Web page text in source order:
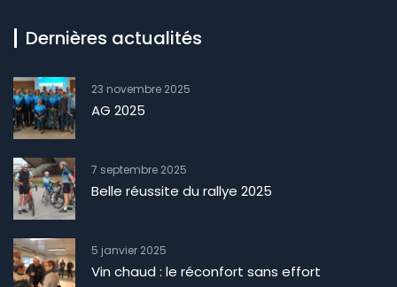
Dernières actualités
23 novembre 2025
AG 2025
7 septembre 2025
Belle réussite du rallye 2025
5 janvier 2025
Vin chaud : le réconfort sans effort